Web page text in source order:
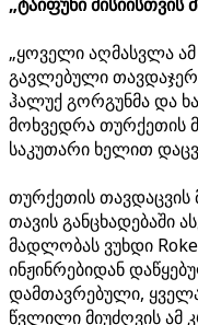
„ყოველი აღმასვლა
გავლებული
ჰალუქ გორგუნმა და
მოხვედრა თურქეთის
საკუთარი ხელით
თურქეთის
თავის განცხადებაში
მადლობას ვუხდი
ინჟინრებიდან
დამთავრებული,
წვლილი მიუძღვის ამ